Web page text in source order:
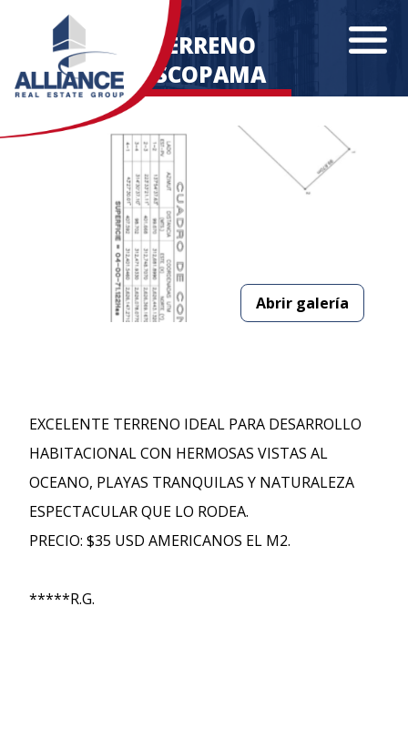
TERRENO
ESCOPAMA
Abrir galería
EXCELENTE TERRENO IDEAL PARA DESARROLLO
HABITACIONAL CON HERMOSAS VISTAS AL
OCEANO, PLAYAS TRANQUILAS Y NATURALEZA
ESPECTACULAR QUE LO RODEA.
PRECIO: $35 USD AMERICANOS EL M2.
*****R.G.